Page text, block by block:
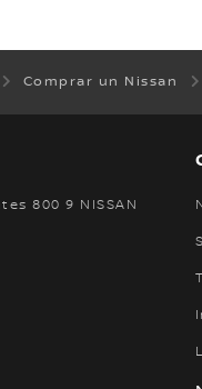
Comprar un Nissan
800 9 NISSAN